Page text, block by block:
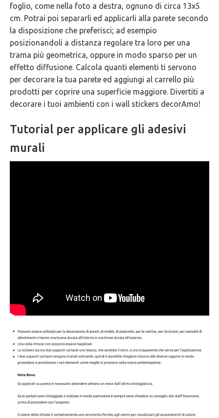
foglio, come nella foto a destra, ognuno di circa 13x5
cm. Potrai poi separarli ed applicarli alla parete secondo
la disposizione che preferisci; ad esempio
posizionandoli a distanza regolare tra loro per una
trama più geometrica, oppure in modo sparso per un
effetto diffusione. Calcola quanti elementi ti servono
per decorare la tua parete ed aggiungi al carrello più
prodotti per coprire una superficie maggiore. Divertiti a
decorare i tuoi ambienti con i wall stickers decorAmo!
Tutorial per applicare gli adesivi
murali